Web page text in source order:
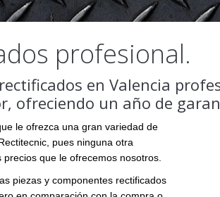
profesional.
en Valencia
ofreciendo un año de
le ofrezca una gran variedad de
pues ninguna otra
que le ofrecemos nosotros.
piezas y componentes rectificados